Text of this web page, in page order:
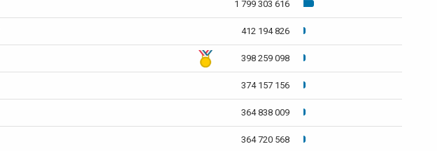
1 799 303 616
412 194 826
398 259 098
374 157 156
364 838 009
364 720 568